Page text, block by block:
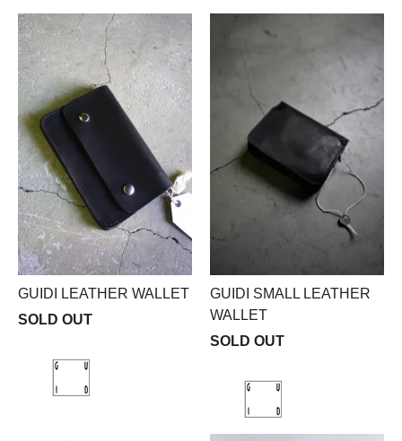
GUIDI LEATHER WALLET
SOLD OUT
GUIDI SMALL LEATHER
WALLET
SOLD OUT